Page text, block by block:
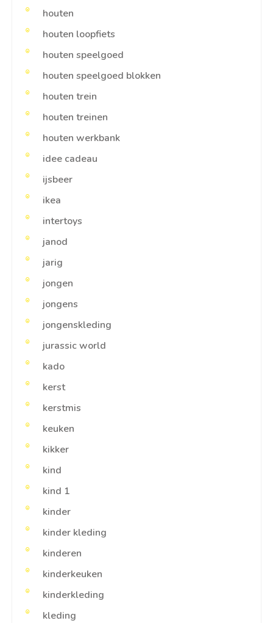
houten
houten loopfiets
houten speelgoed
houten speelgoed blokken
houten trein
houten treinen
houten werkbank
idee cadeau
ijsbeer
ikea
intertoys
janod
jarig
jongen
jongens
jongenskleding
jurassic world
kado
kerst
kerstmis
keuken
kikker
kind
kind 1
kinder
kinder kleding
kinderen
kinderkeuken
kinderkleding
kleding